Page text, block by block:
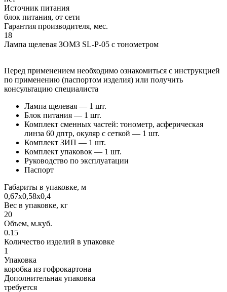
Источник питания
блок питания, от сети
Гарантия производителя, мес.
18
Лампа щелевая ЗОМЗ SL-P-05 с тонометром
Перед применением необходимо ознакомиться с инструкцией
по применению (паспортом изделия) или получить
консультацию специалиста
Лампа щелевая — 1 шт.
Блок питания — 1 шт.
Комплект сменных частей: тонометр, асферическая
линза 60 дптр, окуляр с сеткой — 1 шт.
Комплект ЗИП — 1 шт.
Комплект упаковок — 1 шт.
Руководство по эксплуатации
Паспорт
Габариты в упаковке, м
0,67х0,58х0,4
Вес в упаковке, кг
20
Объем, м.куб.
0.15
Количество изделий в упаковке
1
Упаковка
коробка из гофрокартона
Дополнительная упаковка
требуется